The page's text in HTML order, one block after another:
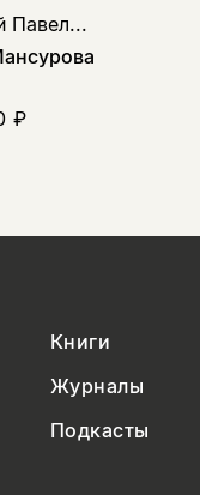
Павел...
₽
Книги
Журналы
Подкасты